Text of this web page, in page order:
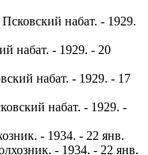
набат. - 1929.
набат. - 1929. - 20
набат. - 1929. - 17
набат. - 1929. -
- 1934. - 22 янв.
- 1934. - 22 янв.